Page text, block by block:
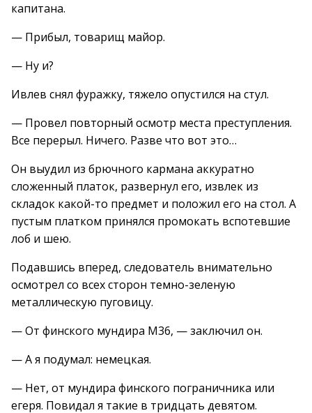
капитана.
— Прибыл, товарищ майор.
— Ну и?
Ивлев снял фуражку, тяжело опустился на стул.
— Провел повторный осмотр места преступления.
Все перерыл. Ничего. Разве что вот это…
Он выудил из брючного кармана аккуратно
сложенный платок, развернул его, извлек из
складок какой-то предмет и положил его на стол. А
пустым платком принялся промокать вспотевшие
лоб и шею.
Подавшись вперед, следователь внимательно
осмотрел со всех сторон темно-зеленую
металлическую пуговицу.
— От финского мундира М36, — заключил он.
— А я подумал: немецкая.
— Нет, от мундира финского пограничника или
егеря. Повидал я такие в тридцать девятом.